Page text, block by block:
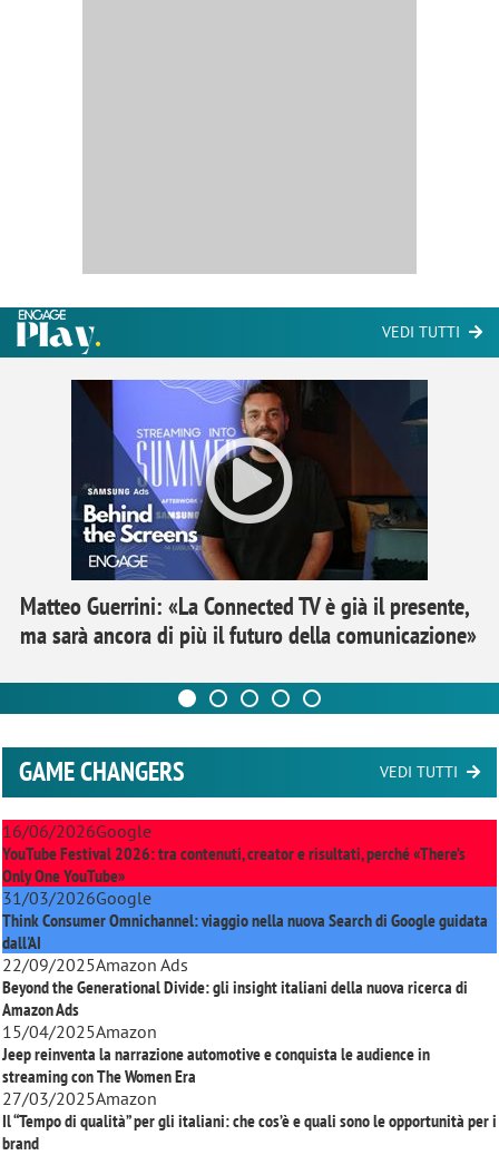
VEDI TUTTI
Matteo Guerrini: «La Connected TV è già il presente,
ma sarà ancora di più il futuro della comunicazione»
GAME CHANGERS VEDI TUTTI
16/06/2026Google
YouTube Festival 2026: tra contenuti, creator e risultati, perché «There’s
Only One YouTube»
31/03/2026Google
Think Consumer Omnichannel: viaggio nella nuova Search di Google guidata
dall'AI
22/09/2025Amazon Ads
Beyond the Generational Divide: gli insight italiani della nuova ricerca di
Amazon Ads
15/04/2025Amazon
Jeep reinventa la narrazione automotive e conquista le audience in
streaming conThe Women Era
27/03/2025Amazon
Il “Tempo di qualità” per gli italiani: che cos’è e quali sono le opportunità per i
brand